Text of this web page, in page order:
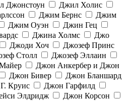
Джонстоун
Джил Холис
Джим Бернс
Джим
Джим Оуэн
Джин Гец
Джина Холмс
Джо
Джоди Хоч
Джозеф Принс
Столл
Джозеф Эллаин
Джон Анкербер и Джон
Джон Бивер
Джон Бланшард
Круис
Джон Гарфилд
Элдридж
Джон Корсон